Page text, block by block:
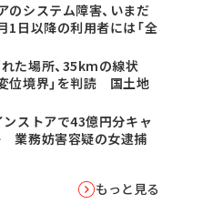
のシステム障害、いまだ
日以降の利用者には「全
た場所、35kmの線状
位境界」を判読 国土地
ンストアで43億円分キャ
業務妨害容疑の女逮捕
もっと見る